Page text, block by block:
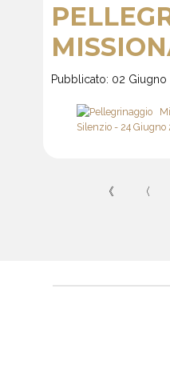
Pubblicato: 02 Giugno
《 〈